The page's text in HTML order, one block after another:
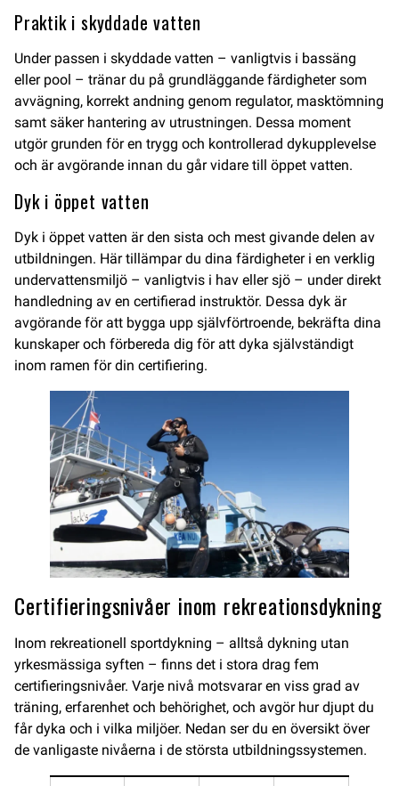
Praktik i skyddade vatten
Under passen i skyddade vatten – vanligtvis i bassäng
eller pool – tränar du på grundläggande färdigheter som
avvägning, korrekt andning genom regulator, masktömning
samt säker hantering av utrustningen. Dessa moment
utgör grunden för en trygg och kontrollerad dykupplevelse
och är avgörande innan du går vidare till öppet vatten.
Dyk i öppet vatten
Dyk i öppet vatten är den sista och mest givande delen av
utbildningen. Här tillämpar du dina färdigheter i en verklig
undervattensmiljö – vanligtvis i hav eller sjö – under direkt
handledning av en certifierad instruktör. Dessa dyk är
avgörande för att bygga upp självförtroende, bekräfta dina
kunskaper och förbereda dig för att dyka självständigt
inom ramen för din certifiering.
Certifieringsnivåer inom rekreationsdykning
Inom rekreationell sportdykning – alltså dykning utan
yrkesmässiga syften – finns det i stora drag fem
certifieringsnivåer. Varje nivå motsvarar en viss grad av
träning, erfarenhet och behörighet, och avgör hur djupt du
får dyka och i vilka miljöer. Nedan ser du en översikt över
de vanligaste nivåerna i de största utbildningssystemen.